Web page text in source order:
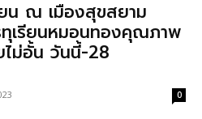
น ณ เมืองสุขสยาม
เรียนหมอนทองคุณภาพ
ม่อั้น วันนี้-28
0